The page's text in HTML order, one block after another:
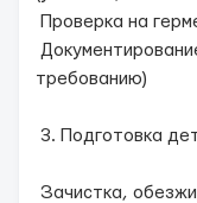
Проверка на
требованию)
3. Подготовка
Зачистка,